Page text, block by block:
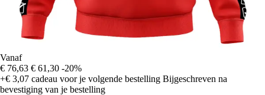
Vanaf
€ 76,63 € 61,30 -20%
+€ 3,07 cadeau voor je volgende bestelling Bijgeschreven na
bevestiging van je bestelling